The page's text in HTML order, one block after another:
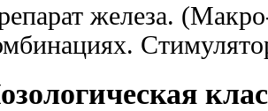
железа.